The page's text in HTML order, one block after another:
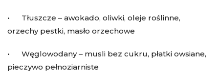
• Tłuszcze – awokado, oliwki, oleje roślinne,
orzechy pestki, masło orzechowe
• Węglowodany – musli bez cukru, płatki owsiane,
pieczywo pełnoziarniste